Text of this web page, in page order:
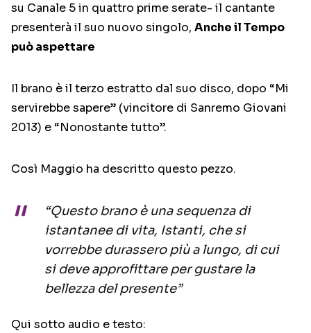
su Canale 5 in quattro prime serate- il cantante
presenterà il suo nuovo singolo, Anche il Tempo
può aspettare
Il brano è il terzo estratto dal suo disco, dopo “Mi
servirebbe sapere” (vincitore di Sanremo Giovani
2013) e “Nonostante tutto”.
Così Maggio ha descritto questo pezzo.
“Questo brano è una sequenza di
istantanee di vita, Istanti, che si
vorrebbe durassero più a lungo, di cui
si deve approfittare per gustare la
bellezza del presente”
Qui sotto audio e testo: